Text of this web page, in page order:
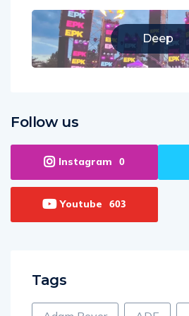
Deep
Follow us
Instagram 0
Youtube 603
Tags